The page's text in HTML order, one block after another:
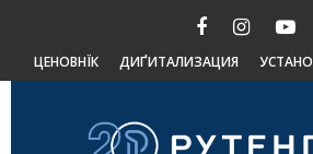
ЦЕНОВНЇК ДИҐИТАЛИЗАЦИЯ